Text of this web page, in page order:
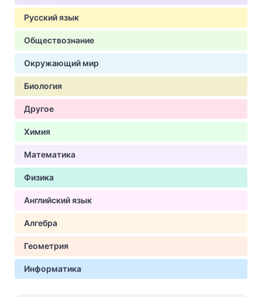
Русский язык
Обществознание
Окружающий мир
Биология
Другое
Химия
Математика
Физика
Английский язык
Алгебра
Геометрия
Информатика